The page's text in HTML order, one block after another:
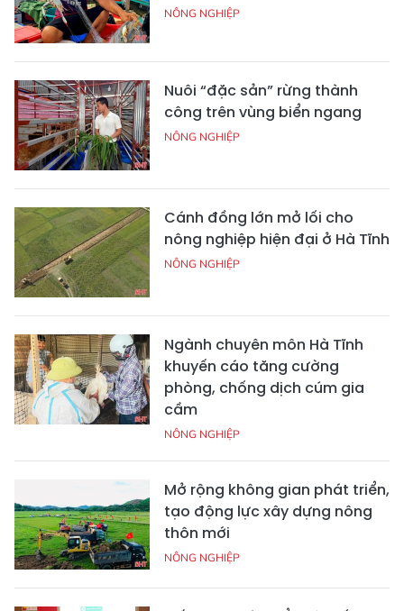
NÔNG NGHIỆP
Nuôi “đặc sản” rừng thành
công trên vùng biển ngang
NÔNG NGHIỆP
Cánh đồng lớn mở lối cho
nông nghiệp hiện đại ở Hà Tĩnh
NÔNG NGHIỆP
Ngành chuyên môn Hà Tĩnh
khuyến cáo tăng cường
phòng, chống dịch cúm gia
cầm
NÔNG NGHIỆP
Mở rộng không gian phát triển,
tạo động lực xây dựng nông
thôn mới
NÔNG NGHIỆP